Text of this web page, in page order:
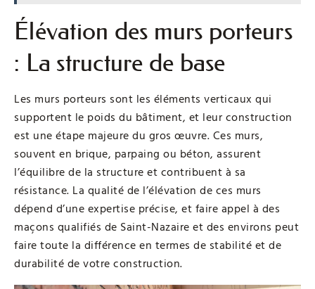
Élévation des murs porteurs
: La structure de base
Les murs porteurs sont les éléments verticaux qui
supportent le poids du bâtiment, et leur construction
est une étape majeure du gros œuvre. Ces murs,
souvent en brique, parpaing ou béton, assurent
l’équilibre de la structure et contribuent à sa
résistance. La qualité de l’élévation de ces murs
dépend d’une expertise précise, et faire appel à des
maçons qualifiés de Saint-Nazaire et des environs peut
faire toute la différence en termes de stabilité et de
durabilité de votre construction.